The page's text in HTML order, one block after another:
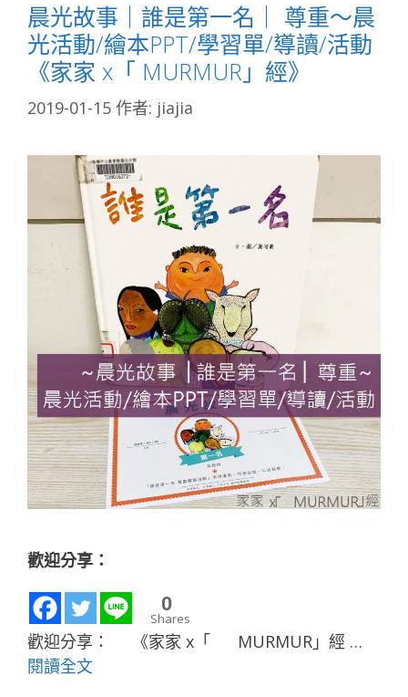
晨光故事｜誰是第一名｜ 尊重～晨
光活動/繪本PPT/學習單/導讀/活動
《家家 x「 MURMUR」經》
2019-01-15 作者: jiajia
歡迎分享：
0
Shares
歡迎分享： 《家家 x「 MURMUR」經 …
閱讀全文